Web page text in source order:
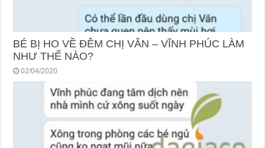
BÉ BỊ HO VỀ ĐÊM CHỊ VÂN – VĨNH PHÚC LÀM
NHƯ THẾ NÀO?
02/04/2020